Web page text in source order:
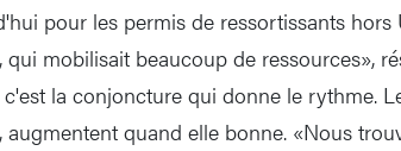
pour les permis de ressortissants
qui mobilisait beaucoup de ressources»,
la conjoncture qui donne le rythme.
augmentent quand elle bonne. «Nous